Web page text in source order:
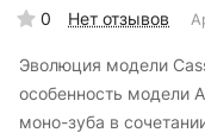
0 Нет отзывов
Эволюция модели
особенность модели
моно-зуба в